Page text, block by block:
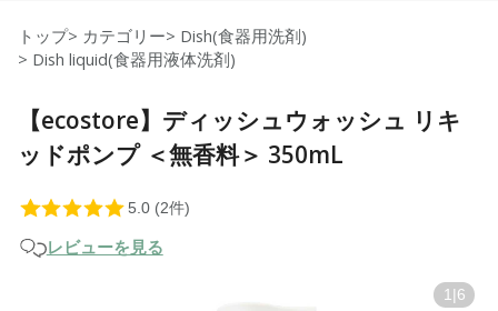
トップ> カテゴリー> Dish(食器用洗剤)
> Dish liquid(食器用液体洗剤)
【ecostore】ディッシュウォッシュ リキ
ッドポンプ ＜無香料＞ 350mL
レビューを見る
1 6